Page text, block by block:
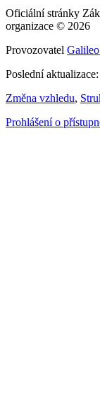
Oficiální stránky
organizace © 2026
Provozovatel
Poslední
Změna vzhledu,
Prohlášení o